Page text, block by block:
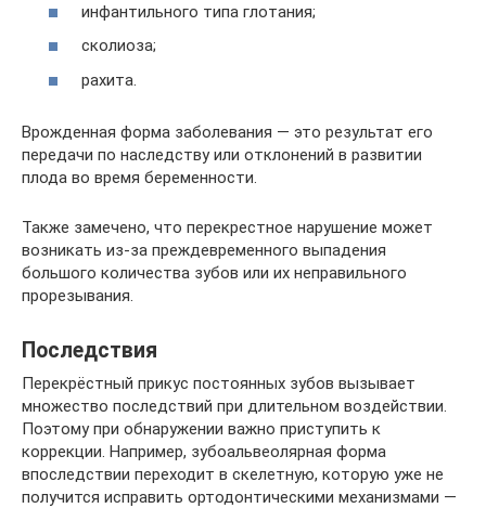
инфантильного типа глотания;
сколиоза;
рахита.
Врожденная форма заболевания — это результат его
передачи по наследству или отклонений в развитии
плода во время беременности.
Также замечено, что перекрестное нарушение может
возникать из-за преждевременного выпадения
большого количества зубов или их неправильного
прорезывания.
Последствия
Перекрёстный прикус постоянных зубов вызывает
множество последствий при длительном воздействии.
Поэтому при обнаружении важно приступить к
коррекции. Например, зубоальвеолярная форма
впоследствии переходит в скелетную, которую уже не
получится исправить ортодонтическими механизмами —